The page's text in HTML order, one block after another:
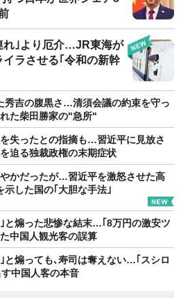
れ｣より厄介…JR東海が
ラさせる｢令和の新幹
秀吉の腹黒さ…清須会議の約束を守っ
た柴田勝家の"急所"
失ったとの指摘も…習近平に見放さ
迫る独裁政権の末期症状
かだったが…習近平を激怒させた高
示した国の｢大胆な手法｣
と煽った悲惨な結末…｢8万円の激安ツ
中国人観光客の誤算
と煽っても､寿司は奪えない…｢スシロ
中国人客の本音